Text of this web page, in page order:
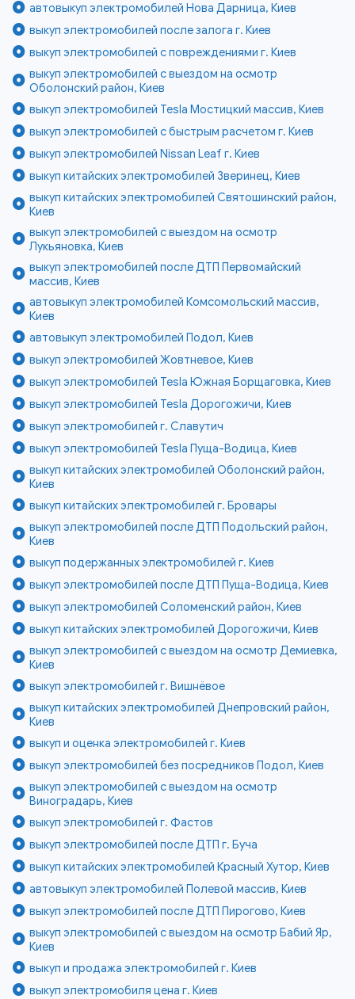
автовыкуп электромобилей Нова Дарница, Киев
выкуп электромобилей после залога г. Киев
выкуп электромобилей с повреждениями г. Киев
выкуп электромобилей с выездом на осмотр
Оболонский район, Киев
выкуп электромобилей Tesla Мостицкий массив, Киев
выкуп электромобилей с быстрым расчетом г. Киев
выкуп электромобилей Nissan Leaf г. Киев
выкуп китайских электромобилей Зверинец, Киев
выкуп китайских электромобилей Святошинский район,
Киев
выкуп электромобилей с выездом на осмотр
Лукьяновка, Киев
выкуп электромобилей после ДТП Первомайский
массив, Киев
автовыкуп электромобилей Комсомольский массив,
Киев
автовыкуп электромобилей Подол, Киев
выкуп электромобилей Жовтневое, Киев
выкуп электромобилей Tesla Южная Борщаговка, Киев
выкуп электромобилей Tesla Дорогожичи, Киев
выкуп электромобилей г. Славутич
выкуп электромобилей Tesla Пуща-Водица, Киев
выкуп китайских электромобилей Оболонский район,
Киев
выкуп китайских электромобилей г. Бровары
выкуп электромобилей после ДТП Подольский район,
Киев
выкуп подержанных электромобилей г. Киев
выкуп электромобилей после ДТП Пуща-Водица, Киев
выкуп электромобилей Соломенский район, Киев
выкуп китайских электромобилей Дорогожичи, Киев
выкуп электромобилей с выездом на осмотр Демиевка,
Киев
выкуп электромобилей г. Вишнёвое
выкуп китайских электромобилей Днепровский район,
Киев
выкуп и оценка электромобилей г. Киев
выкуп электромобилей без посредников Подол, Киев
выкуп электромобилей с выездом на осмотр
Виноградарь, Киев
выкуп электромобилей г. Фастов
выкуп электромобилей после ДТП г. Буча
выкуп китайских электромобилей Красный Хутор, Киев
автовыкуп электромобилей Полевой массив, Киев
выкуп электромобилей после ДТП Пирогово, Киев
выкуп электромобилей с выездом на осмотр Бабий Яр,
Киев
выкуп и продажа электромобилей г. Киев
выкуп электромобиля цена г. Киев